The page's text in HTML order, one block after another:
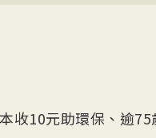
收10元助環保、逾75